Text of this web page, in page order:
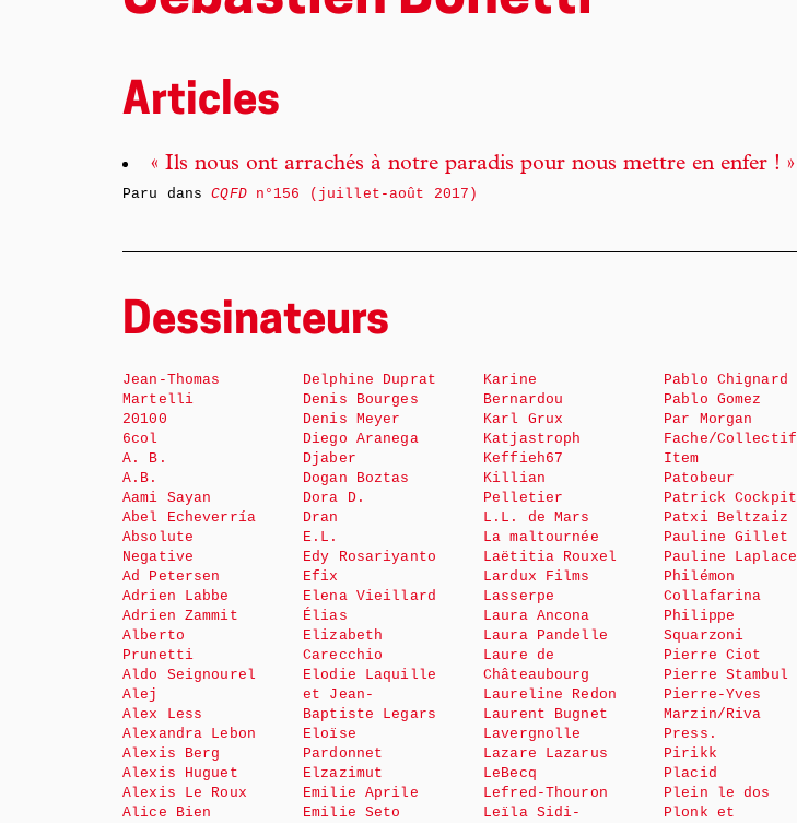
Articles
« Ils nous ont arrachés à notre paradis pour nous mettre en enfer ! »
Paru dansCQFDn°156 (juillet-août 2017)
Dessinateurs
Jean-Thomas
Martelli
20100
6col
A. B.
A.B.
Aami Sayan
Abel Echeverría
Absolute
Negative
Ad Petersen
Adrien Labbe
Adrien Zammit
Alberto
Prunetti
Aldo Seignourel
Alej
Alex Less
Alexandra Lebon
Alexis Berg
Alexis Huguet
Alexis Le Roux
Alice Bien
Delphine Duprat
Denis Bourges
Denis Meyer
Diego Aranega
Djaber
Dogan Boztas
Dora D.
Dran
E.L.
Edy Rosariyanto
Efix
Elena Vieillard
Élias
Elizabeth
Carecchio
Elodie Laquille
et Jean-
Baptiste Legars
Eloïse
Pardonnet
Elzazimut
Emilie Aprile
Emilie Seto
Karine
Bernardou
Karl Grux
Katjastroph
Keffieh67
Killian
Pelletier
L.L. de Mars
La maltournée
Laëtitia Rouxel
Lardux Films
Lasserpe
Laura Ancona
Laura Pandelle
Laure de
Châteaubourg
Laureline Redon
Laurent Bugnet
Lavergnolle
Lazare Lazarus
LeBecq
Lefred-Thouron
Leïla Sidi-
Pablo Chignard
Pablo Gomez
Par Morgan
Fache/Collectif
Item
Patobeur
Patrick Cockpit
Patxi Beltzaiz
Pauline Gillet
Pauline Laplace
Philémon
Collafarina
Philippe
Squarzoni
Pierre Ciot
Pierre Stambul
Pierre-Yves
Marzin/Riva
Press.
Pirikk
Placid
Plein le dos
Plonk et